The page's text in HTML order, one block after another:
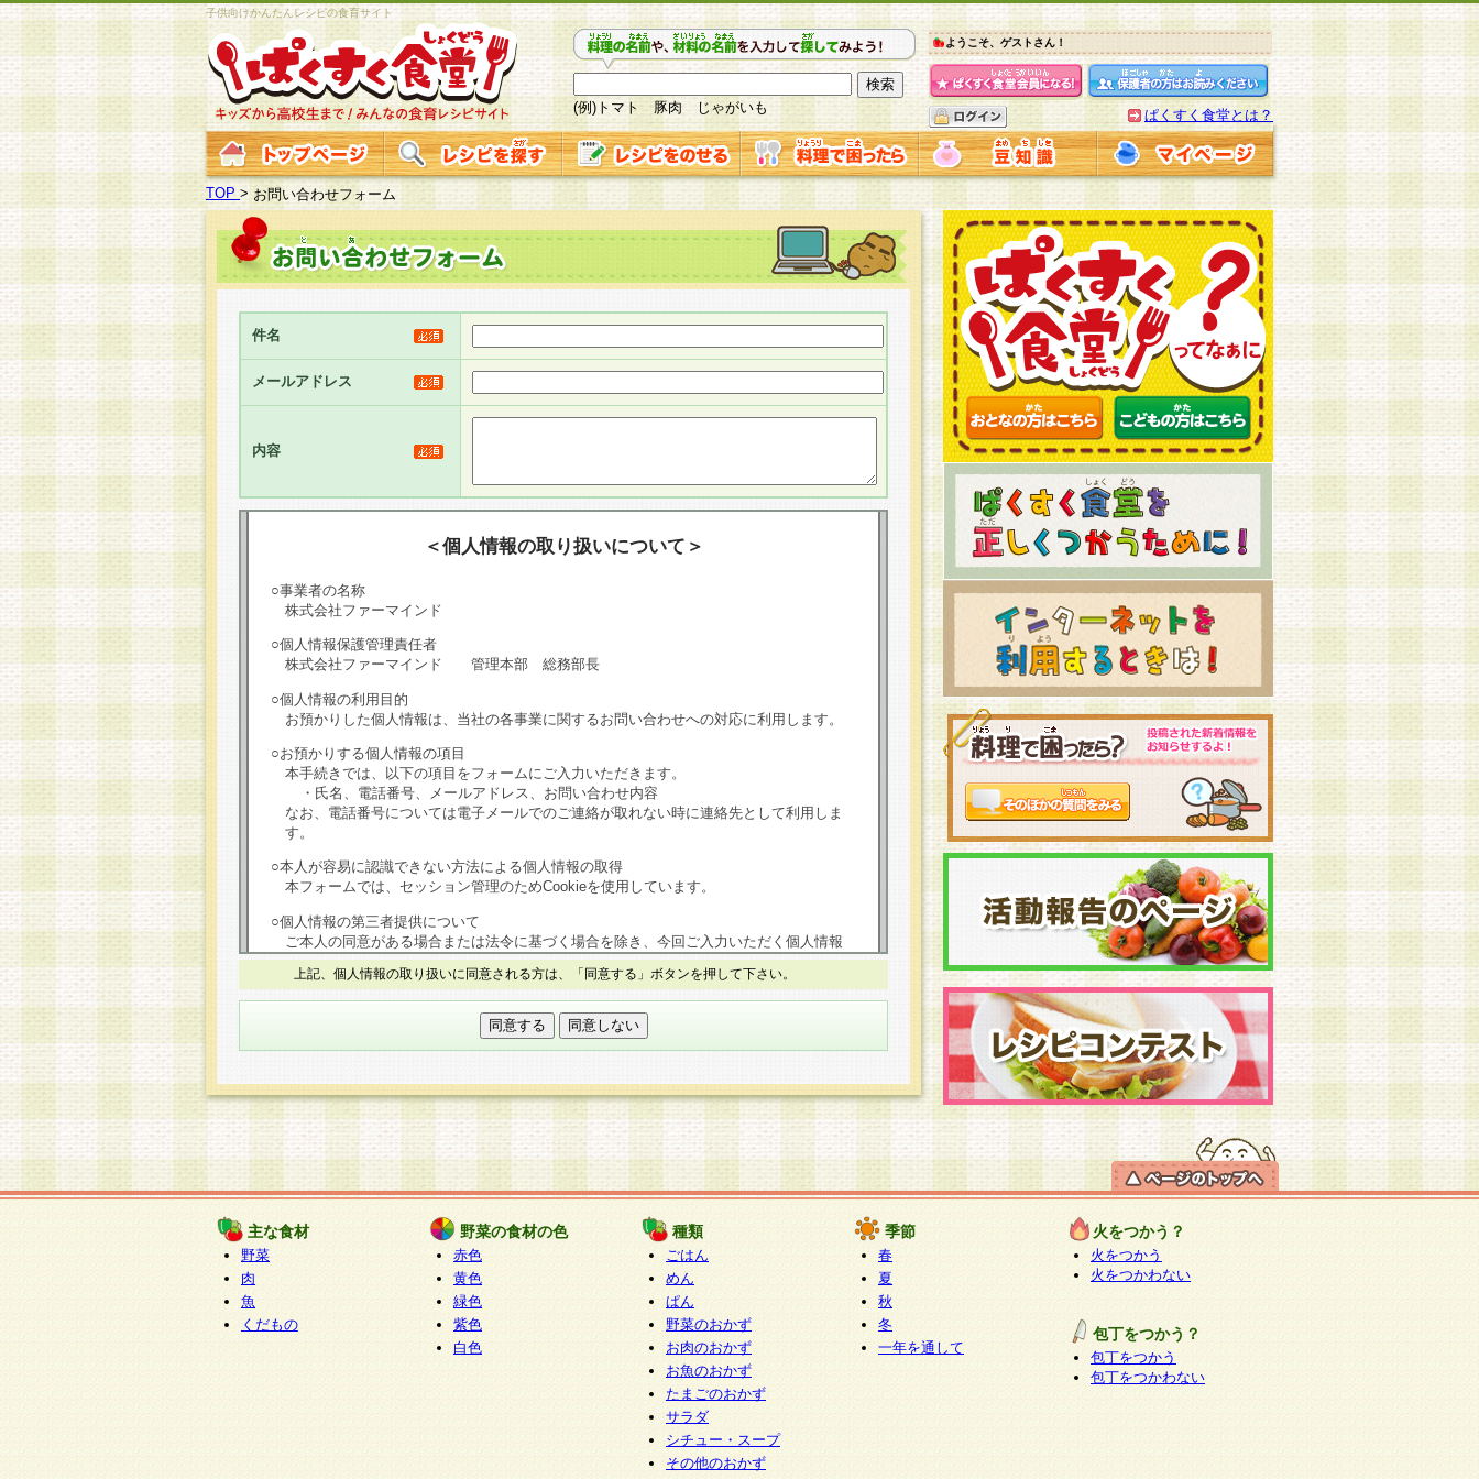
子供向けかんたんレシピの食育サイト
(例)トマト 豚肉 じゃがいも
ようこそ、ゲストさん！
ぱくすく食堂とは？
TOP >お問い合わせフォーム
件名
メールアドレス
内容
＜個人情報の取り扱いについて＞
○事業者の名称
株式会社ファーマインド
○個人情報保護管理責任者
株式会社ファーマインド 管理本部 総務部長
○個人情報の利用目的
お預かりした個人情報は、当社の各事業に関するお問い合わせへの対応に利用します。
○お預かりする個人情報の項目
本手続きでは、以下の項目をフォームにご入力いただきます。
・氏名、電話番号、メールアドレス、お問い合わせ内容
なお、電話番号については電子メールでのご連絡が取れない時に連絡先として利用しま
す。
○本人が容易に認識できない方法による個人情報の取得
本フォームでは、セッション管理のためCookieを使用しています。
○個人情報の第三者提供について
ご本人の同意がある場合または法令に基づく場合を除き、今回ご入力いただく個人情報
は第三者に提供しません。
個人情報の取り扱いを外部に委託する場合は、当社が規定する個人情報管理基準を満た
す企業を選定して委託を行い、適切な取り扱いが行われるよう監督します。
本人からの求めにより、当社が本件により取得した開示対象個人情報の利用目的の通
知・開示・内容の訂正・追加または削除・利用の停止・消去及び第三者への提供の禁止
（以下、総称して「開示等」といいます。）に応じます。
開示等に応じる窓口は以下になります。
ぱくすく食堂個人情報お客様相談窓口
paku-info@pakusuku.com
個人情報を与えることは任意ですが、個人情報の取扱いについて同意をいただけない場
合には、当社のサービスの提供、お客様からのお問い合わせ・ご相談への対応ができな
い場合がございますのでご了承ください。
上記、個人情報の取り扱いに同意される方は、「同意する」ボタンを押して下さい。
主な食材
野菜
肉
魚
くだもの
野菜の食材の色
赤色
黄色
緑色
紫色
白色
種類
ごはん
めん
ぱん
野菜のおかず
お肉のおかず
お魚のおかず
たまごのおかず
サラダ
シチュー・スープ
その他のおかず
季節
春
夏
秋
冬
一年を通して
火をつかう？
火をつかう
火をつかわない
包丁をつかう？
包丁をつかう
包丁をつかわない